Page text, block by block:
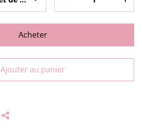
Acheter
Ajouter au panier